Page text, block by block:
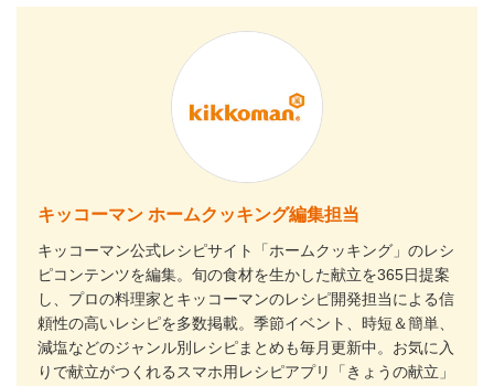
キッコーマン ホームクッキング編集担当
キッコーマン公式レシピサイト「ホームクッキング」のレシ
ピコンテンツを編集。旬の食材を生かした献立を365日提案
し、プロの料理家とキッコーマンのレシピ開発担当による信
頼性の高いレシピを多数掲載。季節イベント、時短＆簡単、
減塩などのジャンル別レシピまとめも毎月更新中。お気に入
りで献立がつくれるスマホ用レシピアプリ「きょうの献立」